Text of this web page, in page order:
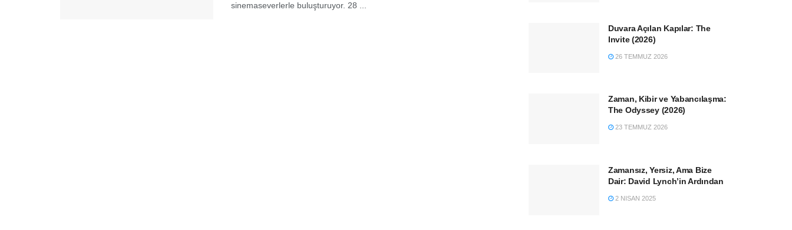
sinemaseverlerle buluşturuyor. 28 ...
Duvara Açılan Kapılar: The
Invite (2026)
26 TEMMUZ 2026
Zaman, Kibir ve Yabancılaşma:
The Odyssey (2026)
23 TEMMUZ 2026
Zamansız, Yersiz, Ama Bize
Dair: David Lynch’in Ardından
2 NISAN 2025